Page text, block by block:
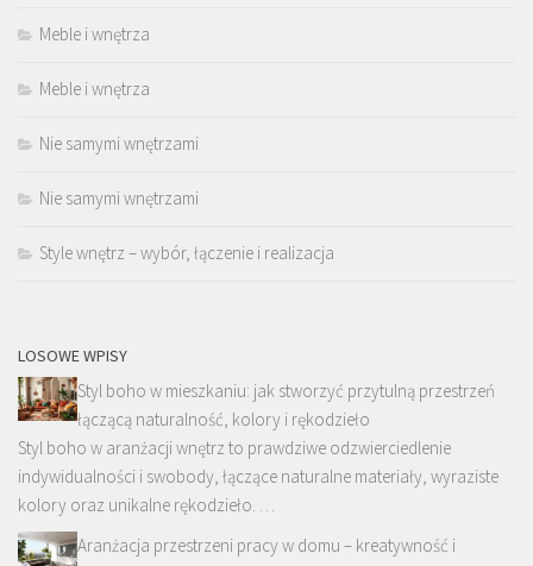
Meble i wnętrza
Meble i wnętrza
Nie samymi wnętrzami
Nie samymi wnętrzami
Style wnętrz – wybór, łączenie i realizacja
LOSOWE WPISY
Styl boho w mieszkaniu: jak stworzyć przytulną przestrzeń
łączącą naturalność, kolory i rękodzieło
Styl boho w aranżacji wnętrz to prawdziwe odzwierciedlenie
indywidualności i swobody, łączące naturalne materiały, wyraziste
kolory oraz unikalne rękodzieło. …
Aranżacja przestrzeni pracy w domu – kreatywność i